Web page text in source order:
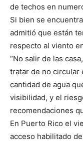
de techos en
Si bien se
admitió que están
respecto al viento
“No salir de las
tratar de no circular
cantidad de agua
visibilidad, y el
recomendaciones
En Puerto Rico el
acceso habilitado